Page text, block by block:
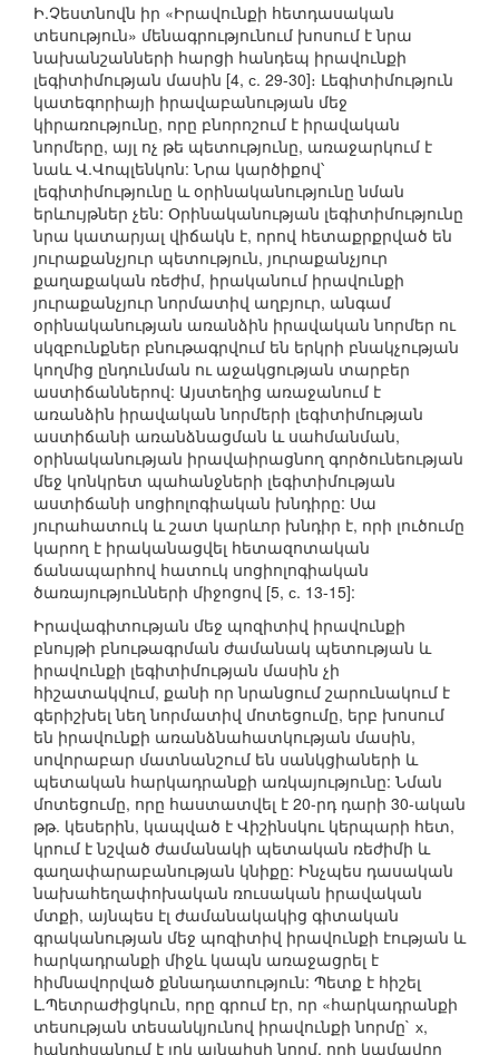
Ի.Չեստնովն իր «Իրավունքի հետդասական
տեսություն» մենագրությունում խոսում է նրա
նախանշանների հարցի հանդեպ իրավունքի
լեգիտիմության մասին [4, с. 29-30]։ Լեգիտիմություն
կատեգորիայի իրավաբանության մեջ
կիրառությունը, որը բնորոշում է իրավական
նորմերը, այլ ոչ թե պետությունը, առաջարկում է
նաև Վ.Վոպլենկոն: Նրա կարծիքով՝
լեգիտիմությունը և օրինականությունը նման
երևույթներ չեն: Օրինականության լեգիտիմությունը
նրա կատարյալ վիճակն է, որով հետաքրքրված են
յուրաքանչյուր պետություն, յուրաքանչյուր
քաղաքական ռեժիմ, իրականում իրավունքի
յուրաքանչյուր նորմատիվ աղբյուր, անգամ
օրինականության առանձին իրավական նորմեր ու
սկզբունքներ բնութագրվում են երկրի բնակչության
կողմից ընդունման ու աջակցության տարբեր
աստիճաններով: Այստեղից առաջանում է
առանձին իրավական նորմերի լեգիտիմության
աստիճանի առանձնացման և սահմանման,
օրինականության իրավաիրացնող գործունեության
մեջ կոնկրետ պահանջների լեգիտիմության
աստիճանի սոցիոլոգիական խնդիրը: Սա
յուրահատուկ և շատ կարևոր խնդիր է, որի լուծումը
կարող է իրականացվել հետազոտական
ճանապարհով հատուկ սոցիոլոգիական
ծառայությունների միջոցով [5, с. 13-15]:
Իրավագիտության մեջ պոզիտիվ իրավունքի
բնույթի բնութագրման ժամանակ պետության և
իրավունքի լեգիտիմության մասին չի
հիշատակվում, քանի որ նրանցում շարունակում է
գերիշխել նեղ նորմատիվ մոտեցումը, երբ խոսում
են իրավունքի առանձնահատկության մասին,
սովորաբար մատնանշում են սանկցիաների և
պետական հարկադրանքի առկայությունը: Նման
մոտեցումը, որը հաստատվել է 20-րդ դարի 30-ական
թթ. կեսերին, կապված է Վիշինսկու կերպարի հետ,
կրում է նշված ժամանակի պետական ռեժիմի և
գաղափարաբանության կնիքը: Ինչպես դասական
նախահեղափոխական ռուսական իրավական
մտքի, այնպես էլ ժամանակակից գիտական
գրականության մեջ պոզիտիվ իրավունքի էության և
հարկադրանքի միջև կապն առաջացրել է
հիմնավորված քննադատություն: Պետք է հիշել
Լ.Պետրաժիցկուն, որը գրում էր, որ «հարկադրանքի
տեսության տեսանկյունով իրավունքի նորմը` х,
հանդիսանում է լոկ այնպիսի նորմ, որի կամավոր